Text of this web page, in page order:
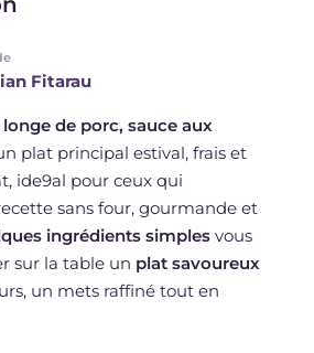
Fitarau
de porc, sauce aux
plat principal estival, frais et
ide9al pour ceux qui
sans four, gourmande et
ingrédients simplesvous
sur la table un plat savoureux
un mets raffiné tout en